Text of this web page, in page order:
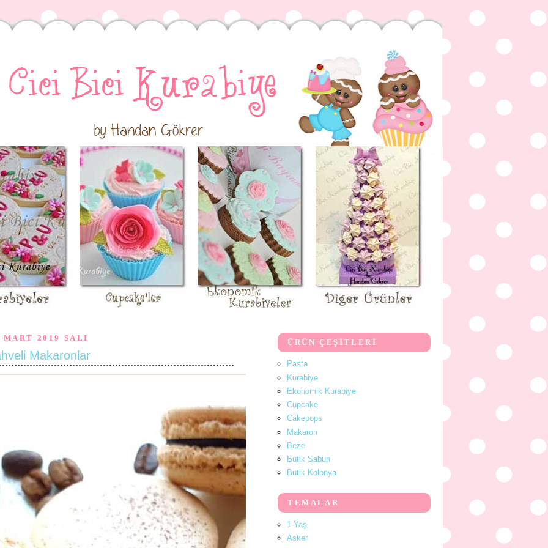
MART 2019 SALI
Makaronlar
ÜRÜN ÇEŞİTLERİ
Pasta
Kurabiye
Ekonomik Kurabiye
Cupcake
Cakepops
Makaron
Beze
Butik Sabun
Butik Kolonya
TEMALAR
1 Yaş
Asker